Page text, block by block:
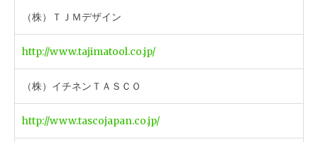
（株）ＴＪＭデザイン
http://www.tajimatool.co.jp/
（株）イチネンＴＡＳＣＯ
http://www.tascojapan.co.jp/